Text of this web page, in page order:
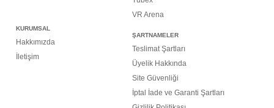
VR Arena
KURUMSAL
Hakkımızda
İletişim
ŞARTNAMELER
Teslimat Şartları
Üyelik Hakkında
Site Güvenliği
İptal İade ve Garanti Şartları